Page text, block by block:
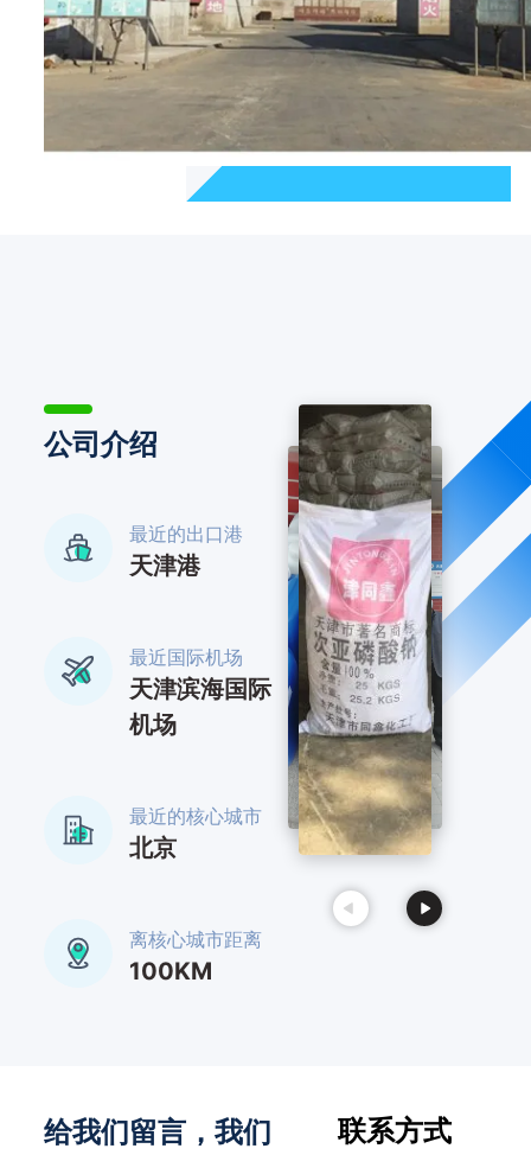
决了我们下游企业环境达标，电厂水处理，汽车制造等多方
面的需求。因我们长期储备各种有机、无机化工原料，给我
们的用户提供了方便，得到了大量的人脉。 我企业从95年
发展到现在已有20多年，公司由一个工厂发展到现在3个分
公司是我们不断成长的骄傲。作为标准化企业，质量是我们
的根，信誉是我们的生命线，开发是我们不能停下的脚步，
互惠互利是我们的经营宗旨。多年来，我公司全体员工在厂
公司介绍
最近的出口港
天津港
最近国际机场
天津滨海国际
机场
最近的核心城市
北京
离核心城市距离
100KM
给我们留言，我们
联系方式